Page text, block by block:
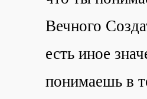
Вечного
есть иное
понимаешь в